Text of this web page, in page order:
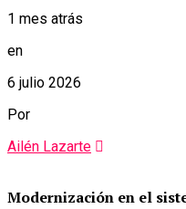
1 mes atrás
en
6 julio 2026
Por
Ailén Lazarte
Modernización en el